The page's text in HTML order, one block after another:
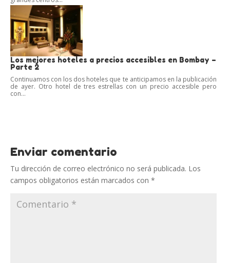
Los mejores hoteles a precios accesibles en Bombay –
Parte 2
Continuamos con los dos hoteles que te anticipamos en la publicación
de ayer. Otro hotel de tres estrellas con un precio accesible pero
con...
Enviar comentario
Tu dirección de correo electrónico no será publicada. Los
campos obligatorios están marcados con *